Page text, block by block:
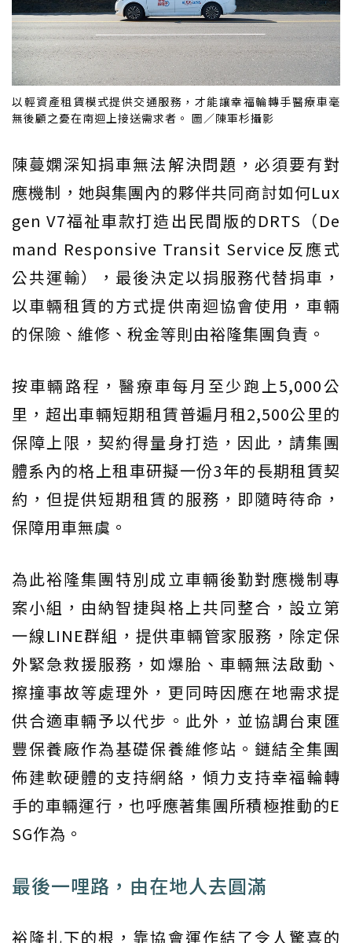
以輕資產租賃模式提供交通服務，才能讓幸福輪轉手醫療車毫
無後顧之憂在南迴上接送需求者。 圖／陳軍杉攝影
陳蔓嫻深知捐車無法解決問題，必須要有對
應機制，她與集團內的夥伴共同商討如何Lux
gen V7福祉車款打造出民間版的DRTS（De
mand Responsive Transit Service反應式
公共運輸），最後決定以捐服務代替捐車，
以車輛租賃的方式提供南迴協會使用，車輛
的保險、維修、稅金等則由裕隆集團負責。
按車輛路程，醫療車每月至少跑上5,000公
里，超出車輛短期租賃普遍月租2,500公里的
保障上限，契約得量身打造，因此，請集團
體系內的格上租車研擬一份3年的長期租賃契
約，但提供短期租賃的服務，即隨時待命，
保障用車無虞。
為此裕隆集團特別成立車輛後勤對應機制專
案小組，由納智捷與格上共同整合，設立第
一線LINE群組，提供車輛管家服務，除定保
外緊急救援服務，如爆胎、車輛無法啟動、
擦撞事故等處理外，更同時因應在地需求提
供合適車輛予以代步。此外，並協調台東匯
豐保養廠作為基礎保養維修站。鏈結全集團
佈建軟硬體的支持網絡，傾力支持幸福輪轉
手的車輛運行，也呼應著集團所積極推動的E
SG作為。
最後一哩路，由在地人去圓滿
裕隆扎下的根，靠協會運作結了令人驚喜的